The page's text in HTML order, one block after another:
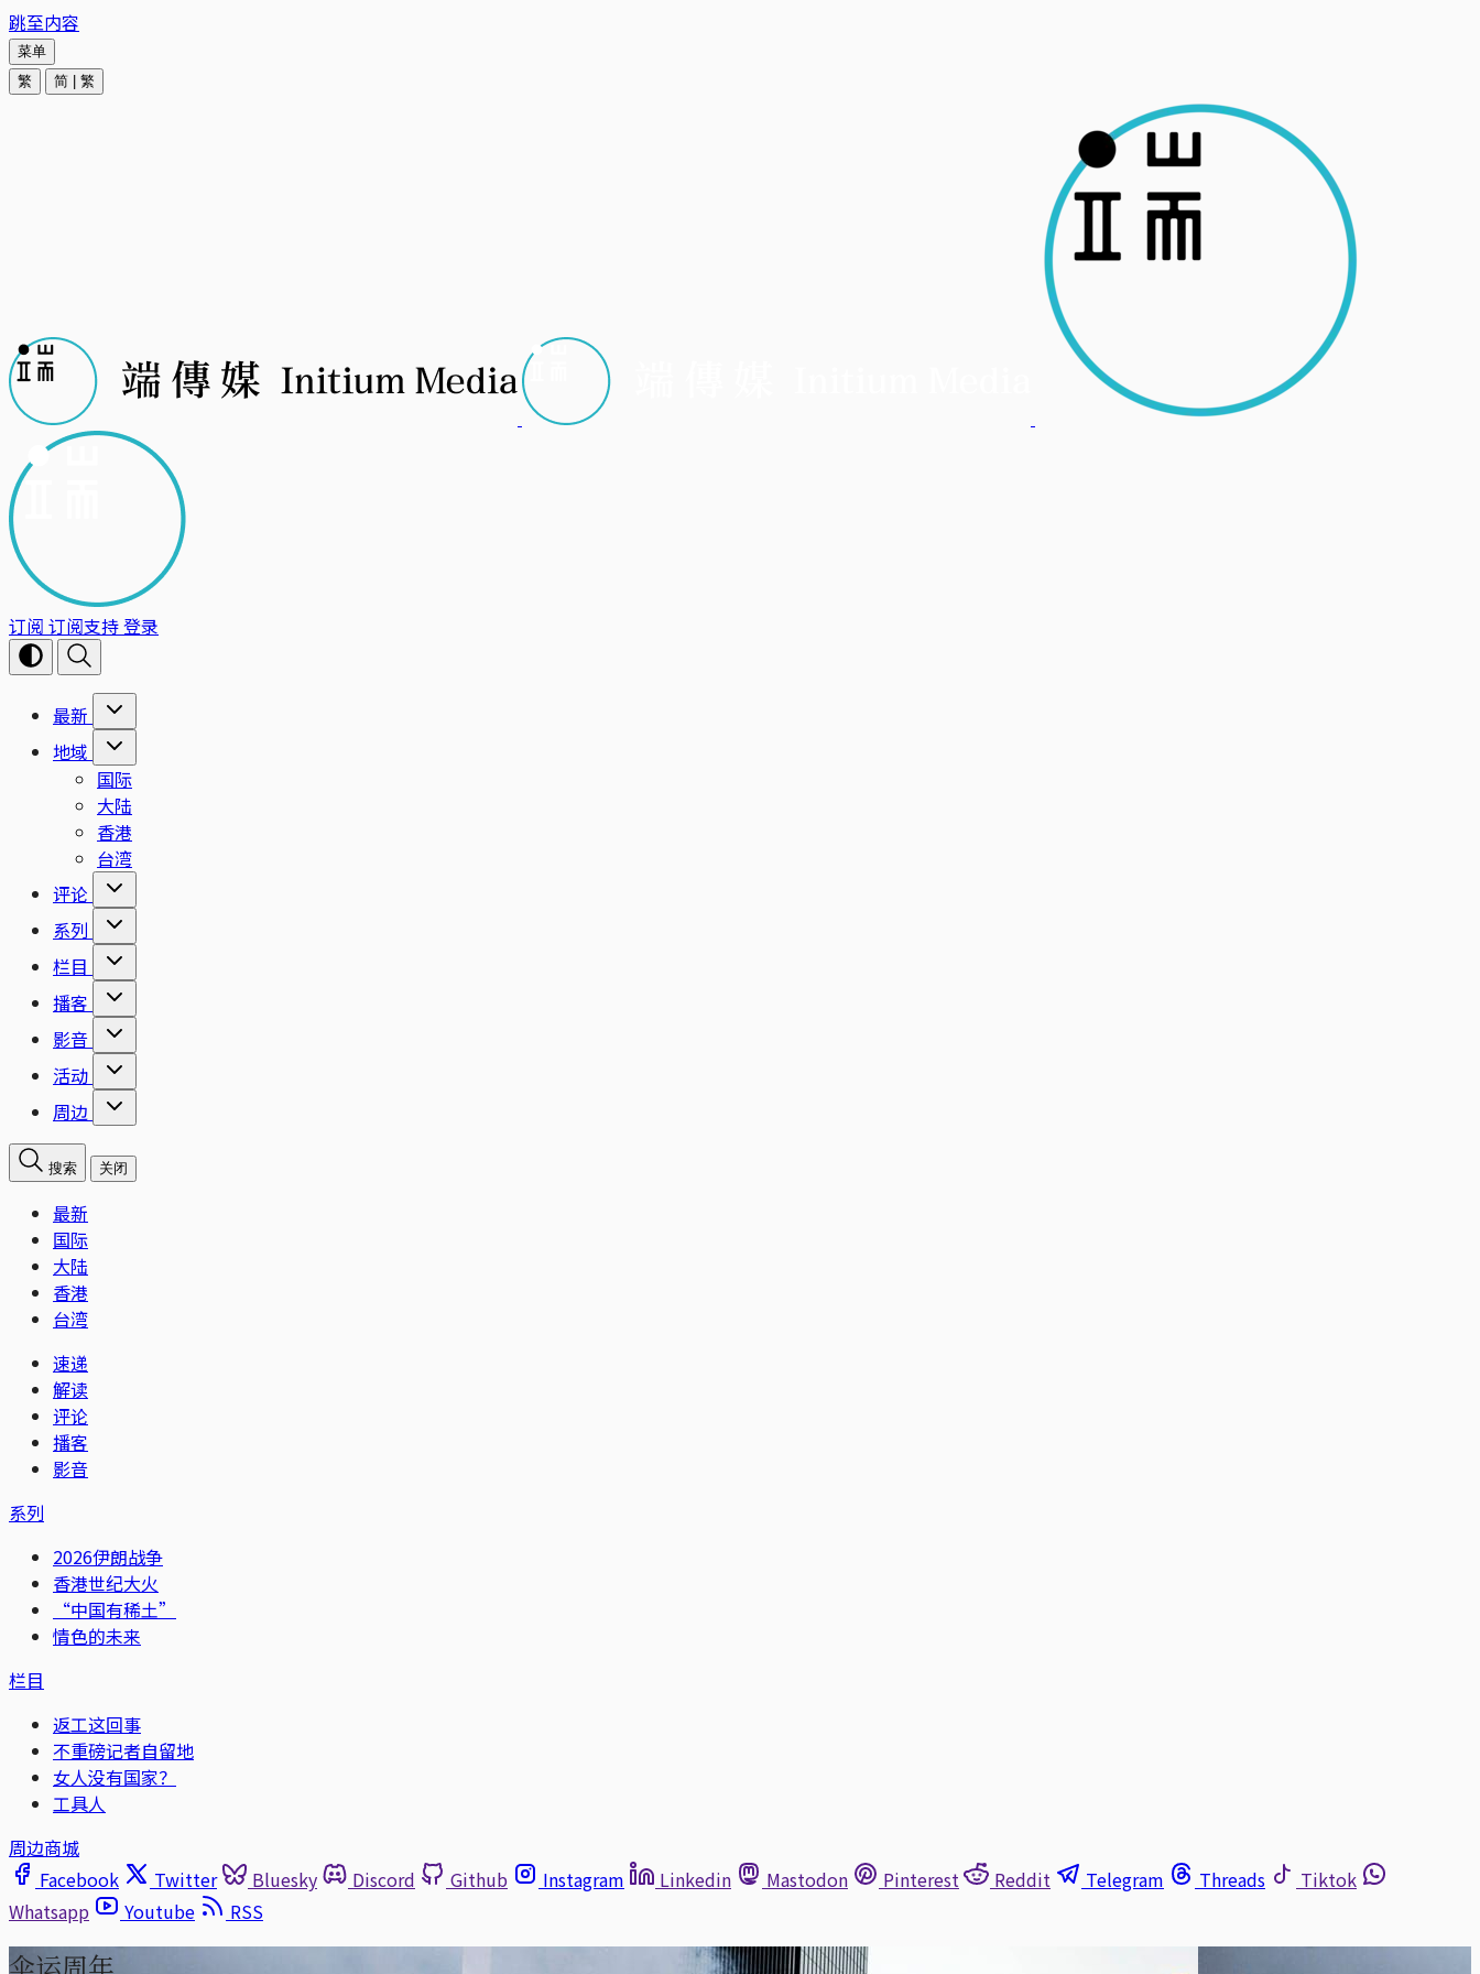
跳至内容
菜单
繁
简 繁
订阅 订阅支持登录
最新
地域
国际
大陆
香港
台湾
评论
系列
栏目
播客
影音
活动
周边
搜索 关闭
最新
国际
大陆
香港
台湾
速递
解读
评论
播客
影音
系列
2026伊朗战争
香港世纪大火
“中国有稀土”
情色的未来
栏目
返工这回事
不重磅记者自留地
女人没有国家？
工具人
周边商城
Facebook
Twitter Bluesky Discord Github Instagram Linkedin Mastodon Pinterest Reddit Telegram Threads
Tiktok
Whatsapp
Youtube RSS
伞运周年